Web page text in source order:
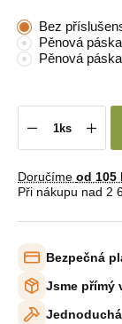
Bez
Pěnová
Pěnová
Doručíme od 105
Při nákupu nad 2
Bezpečná
Jsme přímý